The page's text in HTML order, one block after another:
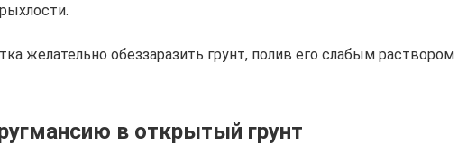
желательно обеззаразить грунт, полив его слабым раствором
в открытый грунт